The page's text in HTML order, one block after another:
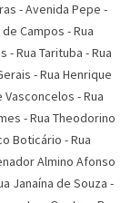
-Avenida Pepe -
Campos -Rua
-Rua Tarituba -Rua
-Rua Henrique
Vasconcelos -Rua
-Rua Theodorino
Boticário -Rua
Almino Afonso
Janaína de Souza -